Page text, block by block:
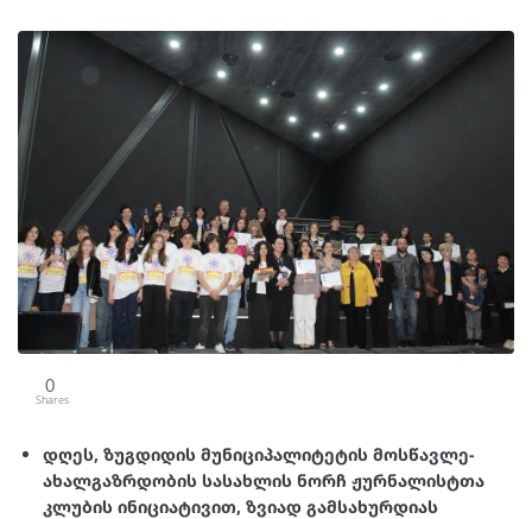
0
Shares
დღეს, ზუგდიდის მუნიციპალიტეტის მოსწავლე-
ახალგაზრდობის სასახლის ნორჩ ჟურნალისტთა
კლუბის ინიციატივით, ზვიად გამსახურდიას